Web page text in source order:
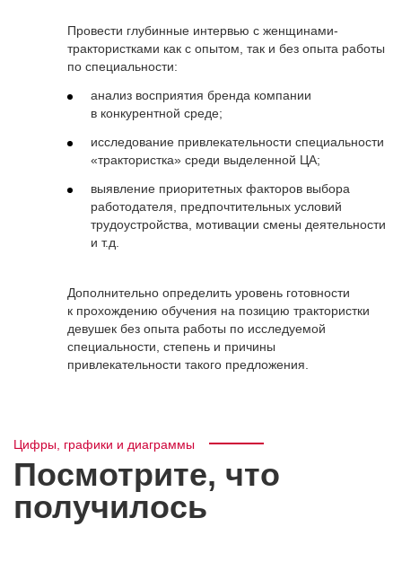
Провести глубинные интервью с женщинами-
трактористками как с опытом, так и без опыта работы
по специальности:
анализ восприятия бренда компании
в конкурентной среде;
исследование привлекательности специальности
«трактористка» среди выделенной ЦА;
выявление приоритетных факторов выбора
работодателя, предпочтительных условий
трудоустройства, мотивации смены деятельности
и т.д.
Дополнительно определить уровень готовности
к прохождению обучения на позицию трактористки
девушек без опыта работы по исследуемой
специальности, степень и причины
привлекательности такого предложения.
Цифры, графики и диаграммы
Посмотрите, что
получилось